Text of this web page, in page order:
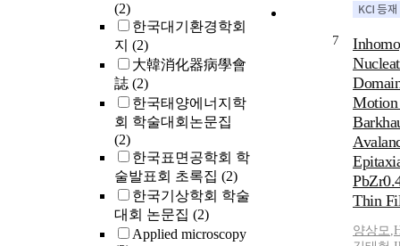
(2)
한국대기환경학회
지 (2)
大韓消化器病學會
誌 (2)
한국태양에너지학
회 학술대회논문집
(2)
한국표면공학회 학
술발표회 초록집 (2)
한국기상학회 학술
대회 논문집 (2)
Applied microscopy
proceed
stage of
two-
growth
through
and a
7
Thin
양상모,